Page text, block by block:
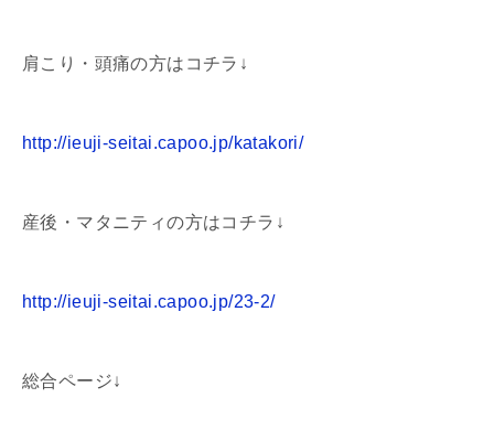
肩こり・頭痛の方はコチラ↓
http://ieuji-seitai.capoo.jp/katakori/
産後・マタニティの方はコチラ↓
http://ieuji-seitai.capoo.jp/23-2/
総合ページ↓